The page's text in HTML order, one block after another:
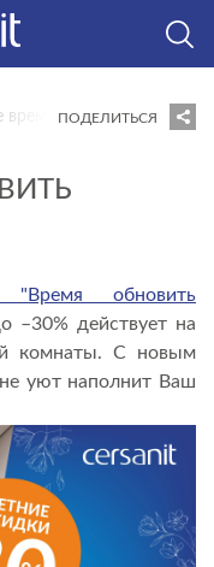
время обновить интерьер!
ПОДЕЛИТЬСЯ
обновить
–30% действует на
комнаты. С новым
уют наполнит Ваш